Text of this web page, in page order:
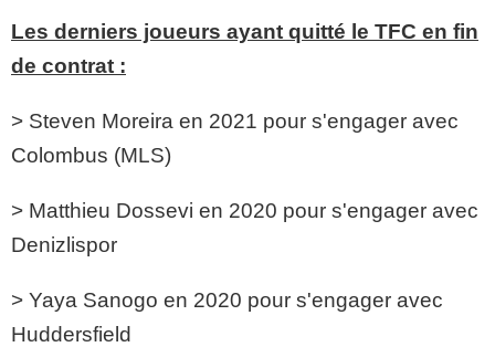
Les derniers joueurs ayant quitté le TFC en fin
de contrat :
> Steven Moreira en 2021 pour s'engager avec
Colombus (MLS)
> Matthieu Dossevi en 2020 pour s'engager avec
Denizlispor
> Yaya Sanogo en 2020 pour s'engager avec
Huddersfield